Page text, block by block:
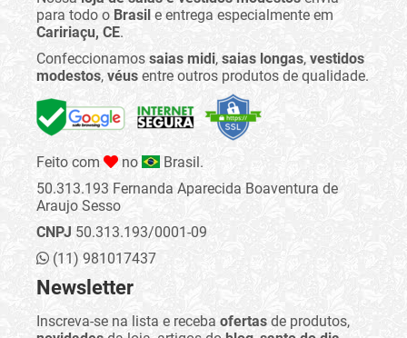
para todo o Brasil e entrega especialmente em
Caririaçu, CE.
Confeccionamos saias midi, saias longas, vestidos
modestos, véus entre outros produtos de qualidade.
Feito com no
Brasil.
50.313.193 Fernanda Aparecida Boaventura de
Araujo Sesso
CNPJ 50.313.193/0001-09
(11) 981017437
Newsletter
Inscreva-se na lista e receba ofertas de produtos,